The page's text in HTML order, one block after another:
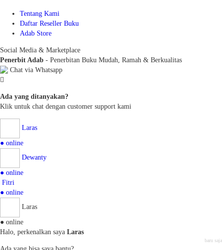
Tentang Kami
Daftar Reseller Buku
Adab Store
Social Media & Marketplace
Penerbit Adab - Penerbitan Buku Mudah, Ramah & Berkualitas
Chat via Whatsapp
Ada yang ditanyakan?
Klik untuk chat dengan customer support kami
Laras
● online
Dewanty
● online
Fitri
● online
Laras
● online
Halo, perkenalkan saya Laras
baru saja